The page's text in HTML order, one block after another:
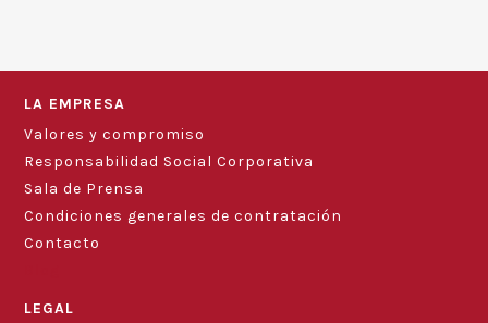
LA EMPRESA
Valores y compromiso
Responsabilidad Social Corporativa
Sala de Prensa
Condiciones generales de contratación
Contacto
LEGAL